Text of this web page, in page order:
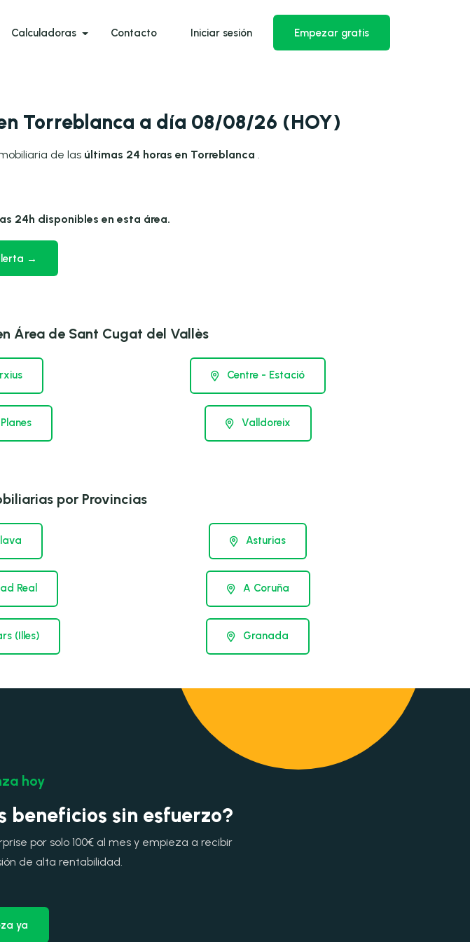
Calculadoras Contacto Iniciar sesión Empezar gratis
Torreblanca a día 08/08/26 (HOY)
de las últimas 24 horas en Torreblanca .
24h disponibles en esta área.
→
Área de Sant Cugat del Vallès
Centre - Estació
Valldoreix
por Provincias
Asturias
Real A Coruña
(Illes) Granada
hoy
sin esfuerzo?
por solo 100€ al mes y empieza a recibir
de alta rentabilidad.
ya